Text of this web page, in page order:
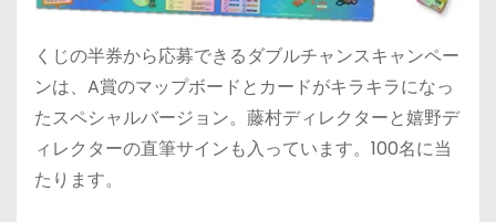
くじの半券から応募できるダブルチャンスキャンペー
ンは、A賞のマップボードとカードがキラキラになっ
たスペシャルバージョン。藤村ディレクターと嬉野デ
ィレクターの直筆サインも入っています。100名に当
たります。